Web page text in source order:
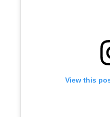
View this